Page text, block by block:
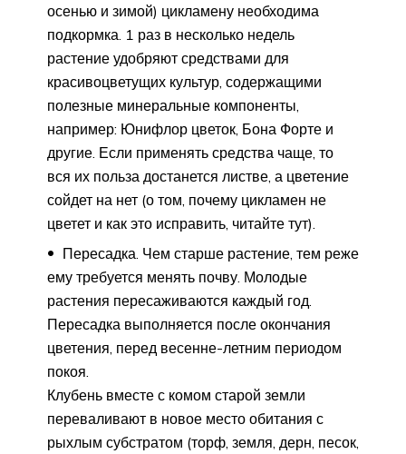
осенью и зимой) цикламену необходима
подкормка. 1 раз в несколько недель
растение удобряют средствами для
красивоцветущих культур, содержащими
полезные минеральные компоненты,
например: Юнифлор цветок, Бона Форте и
другие. Если применять средства чаще, то
вся их польза достанется листве, а цветение
сойдет на нет (о том, почему цикламен не
цветет и как это исправить, читайте тут).
Пересадка. Чем старше растение, тем реже
ему требуется менять почву. Молодые
растения пересаживаются каждый год.
Пересадка выполняется после окончания
цветения, перед весенне-летним периодом
покоя.
Клубень вместе с комом старой земли
переваливают в новое место обитания с
рыхлым субстратом (торф, земля, дерн, песок,